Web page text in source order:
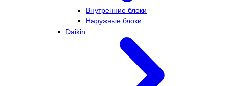
Внутренние блоки
Наружные блоки
Daikin